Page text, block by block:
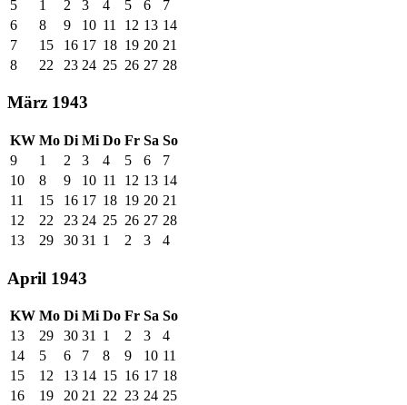
5
1 2 3 4 5 6
7
6
8 9 10 11 12 13 14
7
15 16 17 18 19 20 21
8
22 23 24 25 26 27 28
März 1943
KW Mo Di Mi Do Fr Sa So
9
1 2 3 4 5 6
7
10
8 9 10 11 12 13 14
11
15 16 17 18 19 20 21
12
22 23 24 25 26 27 28
13
29 30 31 1 2 3 4
April 1943
KW Mo Di Mi Do Fr Sa So
13
29 30 31 1 2 3
4
14
5 6 7 8 9 10 11
15
12 13 14 15 16 17 18
16
19 20 21 22 23 24 25